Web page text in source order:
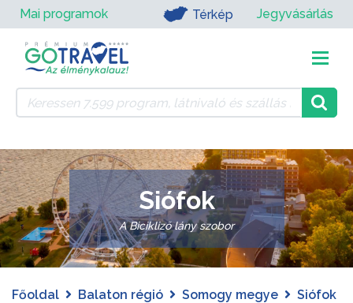
Mai programok Térkép Jegyvásárlás
Siófok
A Bicikliző lány szobor
Főoldal Balaton régió Somogy megye
Siófok